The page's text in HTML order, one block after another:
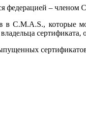
федерацией –
C.M.A.S., которые
сертификата,